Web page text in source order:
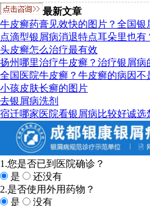
最新文章
牛皮癣药膏见效快的图片？全国银
点滴型银屑病消退特点耳朵里也有
头皮癣怎么治疗最有效
扬州哪里治疗牛皮癣？治疗银屑病
全国医院牛皮癣？牛皮癣的病因不
小孩皮肤长癣的图片
去银屑病洗剂
宿迁哪家医院看银屑病比较好诚选
1.您是否已到医院确诊？
是
还没有
2.是否使用外用药物？
是
没有